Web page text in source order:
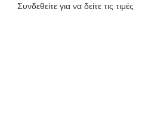
Συνδεθείτε για να δείτε τις τιμές